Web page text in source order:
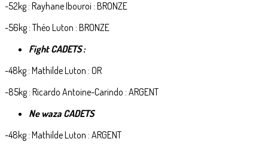
-52kg : Rayhane Ibouroi : BRONZE
-56kg : Théo Luton : BRONZE
Fight CADETS :
-48kg : Mathilde Luton : OR
-85kg : Ricardo Antoine-Carindo : ARGENT
Ne waza CADETS
-48kg : Mathilde Luton : ARGENT